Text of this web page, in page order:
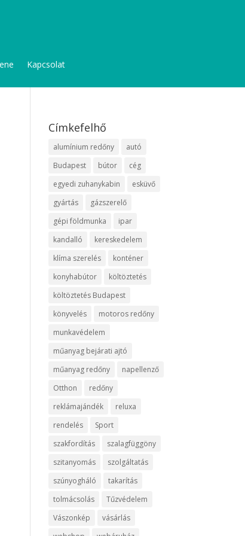
Kapcsolat
Címkefelhő
alumínium redőny
autó
Budapest
bútor
cég
egyedi zuhanykabin
esküvő
gyártás
gázszerelő
gépi földmunka
ipar
kandalló
kereskedelem
klíma szerelés
konténer
konyhabútor
költöztetés
költöztetés Budapest
könyvelés
motoros redőny
munkavédelem
műanyag bejárati ajtó
műanyag redőny
napellenző
Otthon
redőny
reklámajándék
reluxa
rendelés
Sport
szakfordítás
szalagfüggöny
szitanyomás
szolgáltatás
szúnyogháló
takarítás
tolmácsolás
Tűzvédelem
Vászonkép
vásárlás